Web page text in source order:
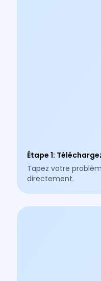
Étape 1:
Tapez votre
directement.